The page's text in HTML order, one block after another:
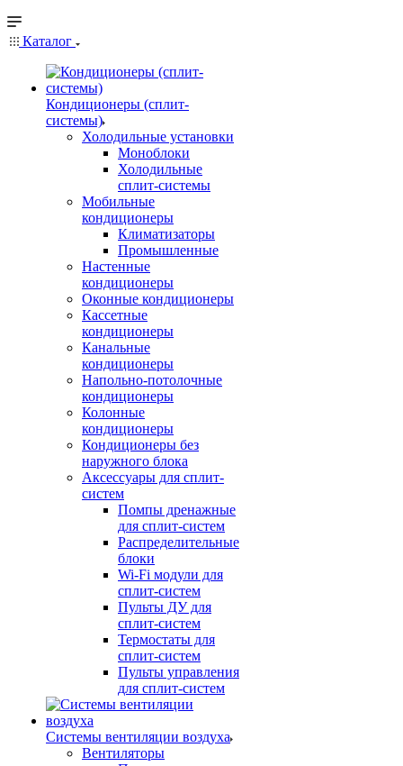
Каталог
Кондиционеры (сплит-
системы)
Холодильные установки
Моноблоки
Холодильные
сплит-системы
Мобильные
кондиционеры
Климатизаторы
Промышленные
Настенные
кондиционеры
Оконные кондиционеры
Кассетные
кондиционеры
Канальные
кондиционеры
Напольно-потолочные
кондиционеры
Колонные
кондиционеры
Кондиционеры без
наружного блока
Аксессуары для сплит-
систем
Помпы дренажные
для сплит-систем
Распределительные
блоки
Wi-Fi модули для
сплит-систем
Пульты ДУ для
сплит-систем
Термостаты для
сплит-систем
Пульты управления
для сплит-систем
Системы вентиляции воздуха
Вентиляторы